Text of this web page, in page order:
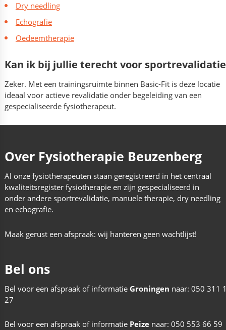
Dry needling
Echografie
Oedeemtherapie
Kan ik bij jullie terecht voor
Zeker. Met een trainingsruimte binnen Basic-Fit is deze locatie
ideaal voor actieve revalidatie onder begeleiding van een
gespecialiseerde fysiotherapeut.
Over Fysiotherapie Beuzenberg
Al onze fysiotherapeuten staan geregistreerd in het centraal
kwaliteitsregister fysiotherapie en zijn gespecialiseerd in
onder andere sportrevalidatie, manuele therapie, dry needling
en echografie.
Maak gerust een afspraak: wij hanteren geen wachtlijst!
Bel ons
Bel voor een afspraak of informatie Groningen naar: 050 311
27
Bel voor een afspraak of informatie Peizenaar: 050 553 66 59